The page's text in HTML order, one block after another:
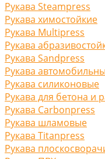
Рукава Steampress
Рукава химостойкие
Рукава Multipress
Рукава
Рукава Sandpress
Рукава
Рукава силиконовые
Рукава для бетона и
Рукава Carbonpress
Рукава шламовые
Рукава Titanpress
Рукава